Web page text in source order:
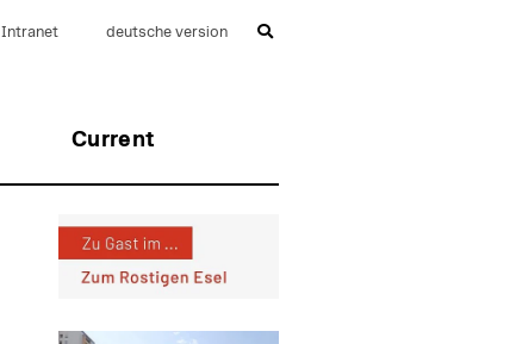
Current
Intranet deutsche version